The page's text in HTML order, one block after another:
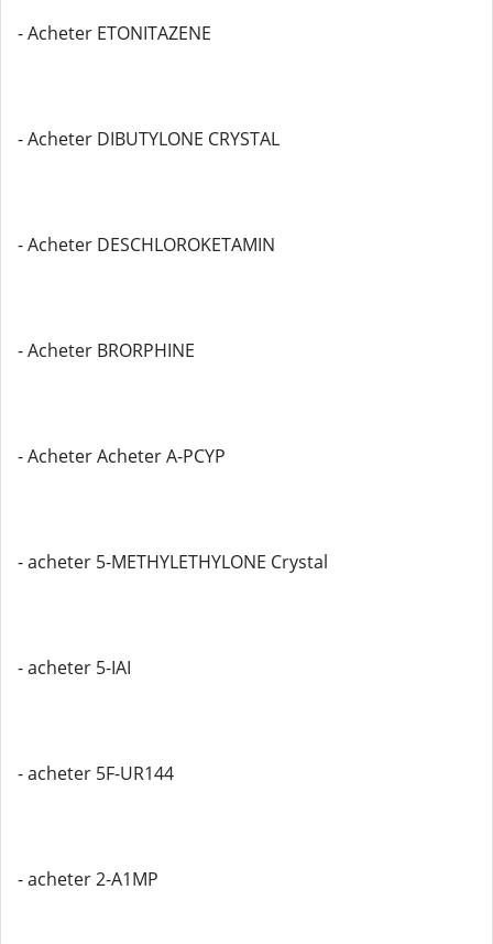
- Acheter ETONITAZENE
- Acheter DIBUTYLONE CRYSTAL
- Acheter DESCHLOROKETAMIN
- Acheter BRORPHINE
- Acheter Acheter A-PCYP
- acheter 5-METHYLETHYLONE Crystal
- acheter 5-IAI
- acheter 5F-UR144
- acheter 2-A1MP